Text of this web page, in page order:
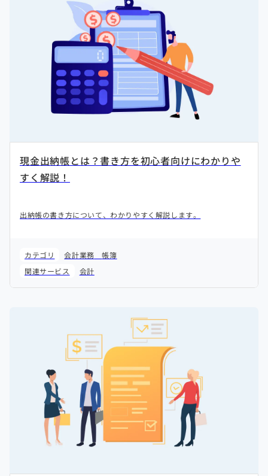
現金出納帳とは？書き方を初心者向けにわかりや
すく解説！
出納帳の書き方について、わかりやすく解説します。
カテゴリ 会計業務
帳簿
関連サービス
会計